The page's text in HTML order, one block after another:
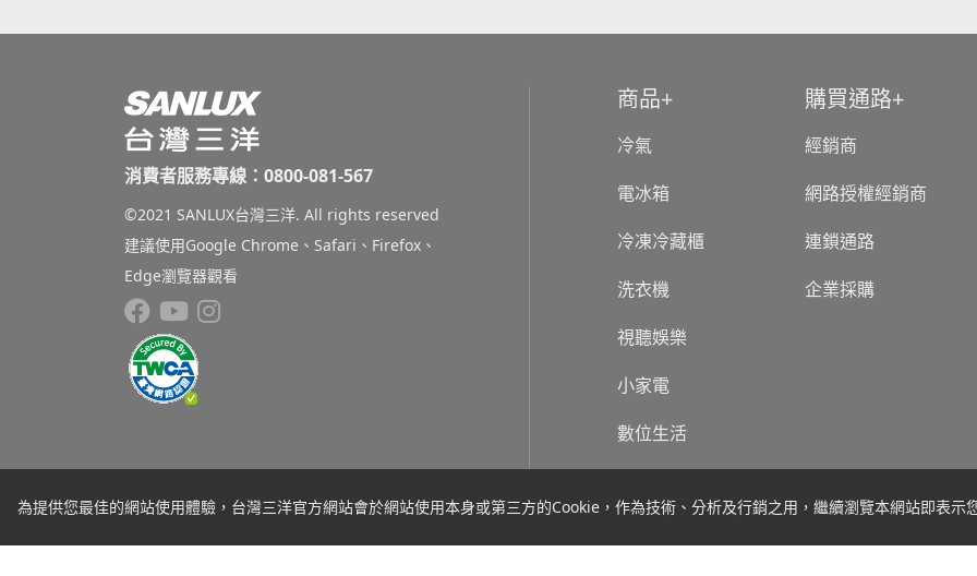
為提供您最佳的網站使用體驗，台灣三洋官方網站會於網站使用本身或第三方的Cookie，作為技術、分析及行銷之用，繼續瀏覽本網站即表示
消費者服務專線：0800-081-567
©2021 SANLUX台灣三洋. All rights reserved
建議使用Google Chrome、Safari、Firefox、
Edge瀏覽器觀看
商品
冷氣
電冰箱
冷凍冷藏櫃
洗衣機
視聽娛樂
小家電
數位生活
購買通路
經銷商
網路授權經銷商
連鎖通路
企業採購
關於台灣三洋 新聞